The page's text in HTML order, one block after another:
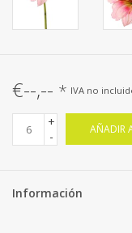
€--,-- * IVA no
+
-
AÑADIR
Información